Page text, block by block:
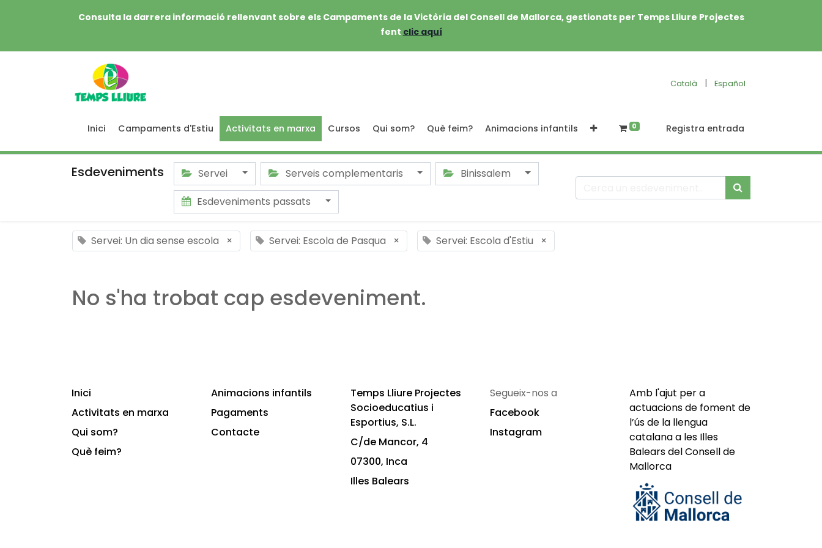
Consulta la darrera informació rellenvant sobre els Campaments de la Victòria del Consell de Mallorca, gestionats per Temps Lliure Projectes
fent clic aquí
Català | Español
Inici Campaments d'Estiu Activitats en marxa Cursos Qui som? Què feim? Animacions infantils 0 Registra entrada
Esdeveniments Servei Serveis complementaris
Binissalem
Esdeveniments passats
Servei: Un dia sense escola × Servei: Escola de Pasqua × Servei: Escola d'Estiu ×
No s'ha trobat cap esdeveniment.
Inici
Activitats en marxa
Qui som?
Què feim?
Animacions infantils
Pagaments
Contacte
Temps Lliure Projectes
Socioeducatius i
Esportius, S.L.
C/de Mancor, 4
07300, Inca
Illes Balears
Segueix-nos a
Facebook
Instagram
Amb l'ajut per a
actuacions de foment de
l’ús de la llengua
catalana a les Illes
Balears del Consell de
Mallorca